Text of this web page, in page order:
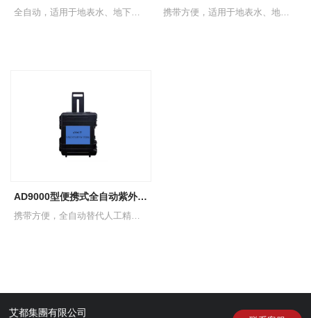
全自动，适用于地表水、地下水和海水中石油类测定 携带方便，适用于地表水、地下水和海水中石油类测定
AD9000型便携式全自动紫外分光测油仪
艾都集團有限公司